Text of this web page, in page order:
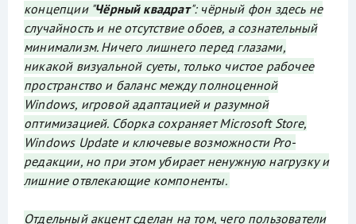
концепции "Чёрный квадрат": чёрный фон здесь не
случайность и не отсутствие обоев, а сознательный
минимализм. Ничего лишнего перед глазами,
никакой визуальной суеты, только чистое рабочее
пространство и баланс между полноценной
Windows, игровой адаптацией и разумной
оптимизацией. Сборка сохраняет Microsoft Store,
Windows Update и ключевые возможности Pro-
редакции, но при этом убирает ненужную нагрузку и
лишние отвлекающие компоненты.
Отдельный акцент сделан на том, чего пользователи